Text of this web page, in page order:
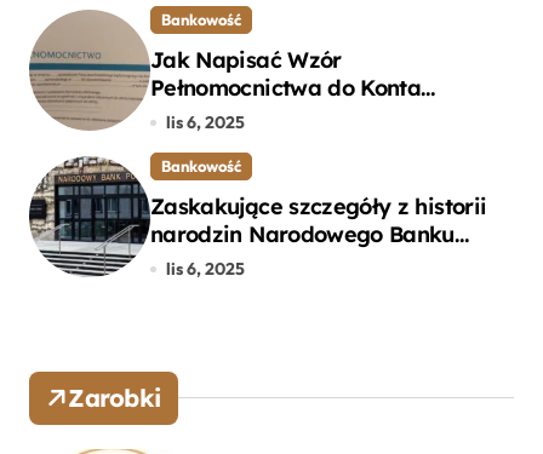
Bankowość
Jak Napisać Wzór
Pełnomocnictwa do Konta
Bankowego – Praktyczny
lis 6, 2025
Bankowość
Zaskakujące szczegóły z historii
narodzin Narodowego Banku
Polskiego, o których mogłeś nie
lis 6, 2025
Zarobki